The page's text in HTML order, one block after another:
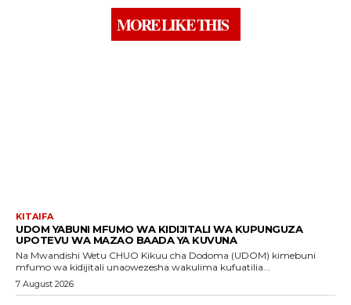
MORE LIKE THIS
KITAIFA
UDOM YABUNI MFUMO WA KIDIJITALI WA KUPUNGUZA
UPOTEVU WA MAZAO BAADA YA KUVUNA
Na Mwandishi Wetu CHUO Kikuu cha Dodoma (UDOM) kimebuni
mfumo wa kidijitali unaowezesha wakulima kufuatilia...
7 August 2026